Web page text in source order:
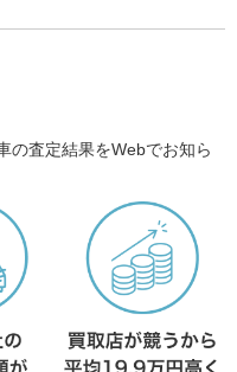
の査定結果をWebでお知ら